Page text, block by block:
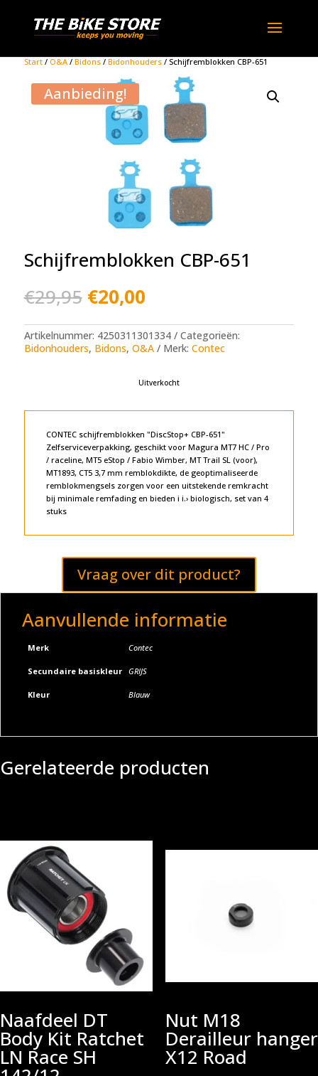
Start/ O&A/ Bidons/ Bidonhouders/ Schijfremblokken CBP-651
Aanbieding!
Schijfremblokken CBP-651
€29,95 Oorspronkelijke
prijs
was:
€29,95.
€20,00Huidige
prijs
is:
€20,00.
Artikelnummer: 4250311301334
Categorieën:
Bidonhouders, Bidons, O&A Merk: Contec
Uitverkocht
CONTEC schijfremblokken "DiscStop+ CBP-651"
Zelfserviceverpakking, geschikt voor Magura MT7 HC / Pro
/ raceline, MT5 eStop / Fabio Wimber, MT Trail SL (voor),
MT1893, CT5 3,7 mm remblokdikte, de geoptimaliseerde
remblokmengsels zorgen voor een uitstekende remkracht
bij minimale remfading en bieden i i.› biologisch, set van 4
stuks
Vraag over dit product?
Aanvullende informatie
Merk Contec
Secundaire basiskleur GRIJS
Kleur Blauw
Gerelateerde producten
Naafdeel DT
Body Kit Ratchet
LN Race SH
Nut M18
Derailleur hanger
X12 Road